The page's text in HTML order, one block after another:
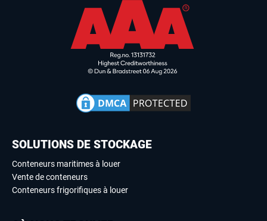
SOLUTIONS DE STOCKAGE
Conteneurs maritimes à louer
Vente de conteneurs
Conteneurs frigorifiques à louer